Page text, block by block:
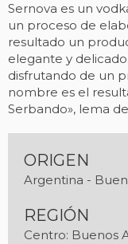
Sernova es un
un proceso de
resultado un
elegante y
disfrutando de un
nombre es el
Serbando», lema
ORIGEN
Argentina -
REGIÓN
Centro: Buenos